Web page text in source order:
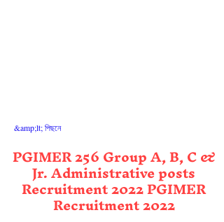
&amp;lt; পিছনে
PGIMER 256 Group A, B, C &
Jr. Administrative posts
Recruitment 2022 PGIMER
Recruitment 2022